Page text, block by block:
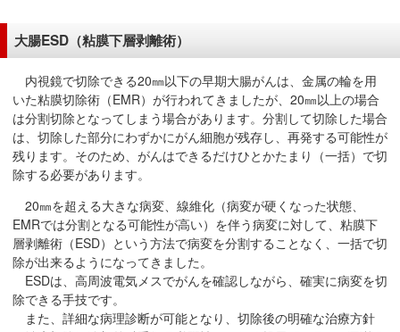
す
共
通
メ
ニ
ュ
ー
へ
移
動
し
ま
す
現
大腸ESD（粘膜下層剥離術）
内視鏡で切除できる20㎜以下の早期大腸がんは、金属の輪を用
いた粘膜切除術（EMR）が行われてきましたが、20㎜以上の場合
は分割切除となってしまう場合があります。分割して切除した場合
は、切除した部分にわずかにがん細胞が残存し、再発する可能性が
残ります。そのため、がんはできるだけひとかたまり（一括）で切
除する必要があります。
20㎜を超える大きな病変、線維化（病変が硬くなった状態、
EMRでは分割となる可能性が高い）を伴う病変に対して、粘膜下
層剥離術（ESD）という方法で病変を分割することなく、一括で切
除が出来るようになってきました。
ESDは、高周波電気メスでがんを確認しながら、確実に病変を切
除できる手技です。
また、詳細な病理診断が可能となり、切除後の明確な治療方針